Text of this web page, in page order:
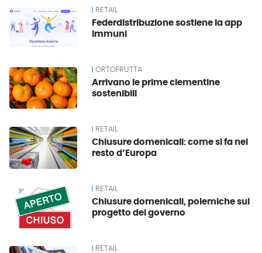
RETAIL
Federdistribuzione sostiene la app
Immuni
ORTOFRUTTA
Arrivano le prime clementine
sostenibili
RETAIL
Chiusure domenicali: come si fa nel
resto d’Europa
RETAIL
Chiusure domenicali, polemiche sul
progetto del governo
RETAIL